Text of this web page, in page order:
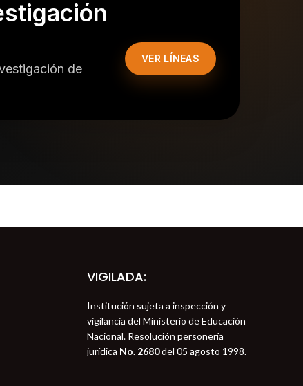
de
VER LÍNEAS
VIGILADA:
Institución sujeta a inspección y
vigilancia del Ministerio de Educación
Nacional. Resolución personería
jurídica No. 2680del 05 agosto 1998.